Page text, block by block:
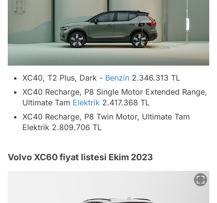
XC40, T2 Plus, Dark - Benzin 2.346.313 TL
XC40 Recharge, P8 Single Motor Extended Range,
Ultimate Tam Elektrik 2.417.368 TL
XC40 Recharge, P8 Twin Motor, Ultimate Tam
Elektrik 2.809.706 TL
Volvo XC60 fiyat listesi Ekim 2023